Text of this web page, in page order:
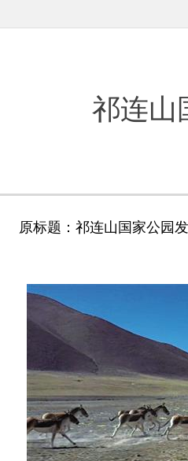
祁连山
原标题：祁连山国家公园发